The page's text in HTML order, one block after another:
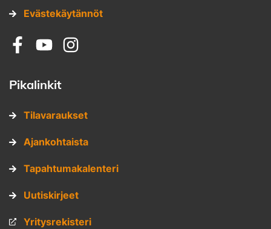
Evästekäytännöt
Sosiaalinen media: facebook
Sosiaalinen media: youtube
Sosiaalinen media: instagram
Pikalinkit
Tilavaraukset
Ajankohtaista
Tapahtumakalenteri
Uutiskirjeet
Yritysrekisteri